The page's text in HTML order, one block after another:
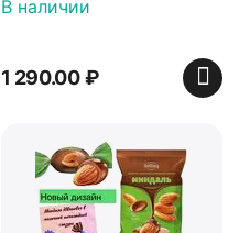
В наличии
1 290.00 ₽